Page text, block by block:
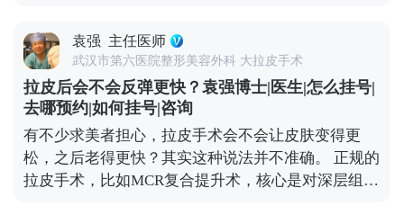
就会慢慢适应，表情也能完全恢复自如。与其担心效
果夸张，不如多花时间筛选正规医院和医生，毕竟拉
皮的本质是“修复衰老”，不是“改造容貌”。 想知道更
多关于MCR复合提升术的问题，可以去官方媒体平台
（公众号、百家号、小红薯）预约面诊，详细了解。
手术的问题——要么是操作方式不正规，要么是过度
追求“提升感”，忽略了面部本身的结构平衡。 正规的
拉皮手术，核心是帮面部恢复年轻时候的状态，而不
是把你改成另一个人。就比如MCR复合提升术，就是
通过精准剥离，把下垂的软组织放回原本的位置，再
去掉多余的松弛皮肤。整个过程会特别注意保护表情
肌，毕竟笑容、皱眉这些自然神态不能受影响。 术后
初期有点肿胀是正常的，随着恢复会慢慢软化，轮廓
袁强 主任医师
武汉市第六医院整形美容外科 大拉皮手术
拉皮后会不会反弹更快？袁强博士|医生|怎么挂号|
去哪预约|如何挂号|咨询
有不少求美者担心，拉皮手术会不会让皮肤变得更
松，之后老得更快？其实这种说法并不准确。 正规的
拉皮手术，比如MCR复合提升术，核心是对深层组织